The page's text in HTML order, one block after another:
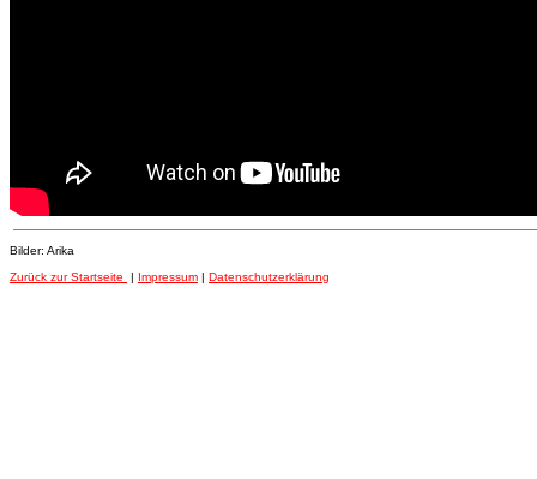
Bilder: Arika
Zurück zur Startseite
| Impressum | Datenschutzerklärung